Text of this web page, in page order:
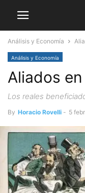
Análisis y Economía
Análisis y Economía
Aliados
Los reales
By Horacio Rovelli - 5